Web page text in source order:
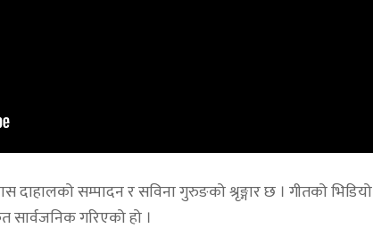
दाहालको सम्पादन र सविना गुरुङको श्रृङ्गार छ । गीतको भिडियो
गरिएको हो ।